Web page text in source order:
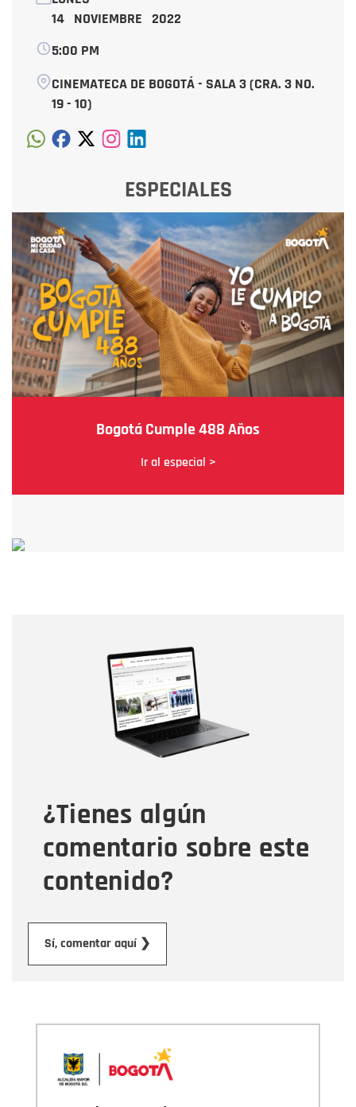
14 NOVIEMBRE 2022
5:00 PM
CINEMATECA DE BOGOTÁ - SALA 3 (CRA. 3 NO.
19 - 10)
ESPECIALES
Bogotá Cumple 488 Años
Ir al especial >
¿Tienes algún
comentario sobre este
contenido?
Sí, comentar aquí ❯
Correo electrónico
Tipo de comentario
Mensaje